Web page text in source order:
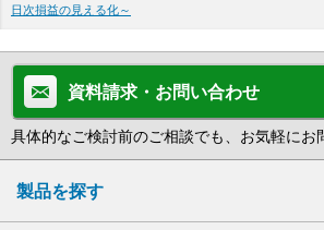
日次損益の見える化～
資料請求・お問い合わせ
具体的なご検討前のご相談でも、お気軽にお
製品を探す